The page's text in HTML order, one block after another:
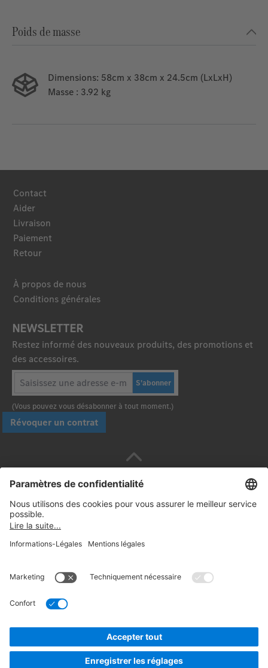
Poids de masse
Dimensions: 58cm x 38cm x 24.5cm (LxLxH)
Masse : 3.92 kg
Contact
Aider
Livraison
Paiement
Retour
À propos de nous
Conditions générales
NEWSLETTER
Restez informé des nouveaux produits, des promotions et
des accessoires.
S'abonner
(Vous pouvez vous désabonner à tout moment.)
Révoquer un contrat
Payez en toute sécurité avec :
© 2026. Daimler Truck AG. Tous droits réservés.
Informations Légales
Rétractation
légales